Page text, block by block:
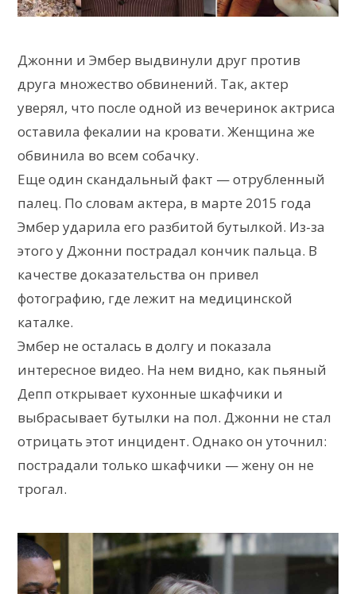
Джонни и Эмбер выдвинули друг против
друга множество обвинений. Так, актер
уверял, что после одной из вечеринок актриса
оставила фекалии на кровати. Женщина же
обвинила во всем собачку.
Еще один скандальный факт — отрубленный
палец. По словам актера, в марте 2015 года
Эмбер ударила его разбитой бутылкой. Из-за
этого у Джонни пострадал кончик пальца. В
качестве доказательства он привел
фотографию, где лежит на медицинской
каталке.
Эмбер не осталась в долгу и показала
интересное видео. На нем видно, как пьяный
Депп открывает кухонные шкафчики и
выбрасывает бутылки на пол. Джонни не стал
отрицать этот инцидент. Однако он уточнил:
пострадали только шкафчики — жену он не
трогал.